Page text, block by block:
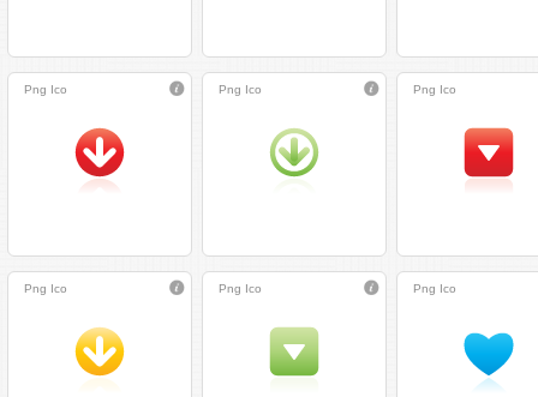
Png Ico Png Ico Png Ico
Png Ico Png Ico Png Ico